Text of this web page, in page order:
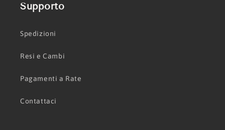
Supporto
Spedizioni
Resi e Cambi
Pagamenti a Rate
Contattaci